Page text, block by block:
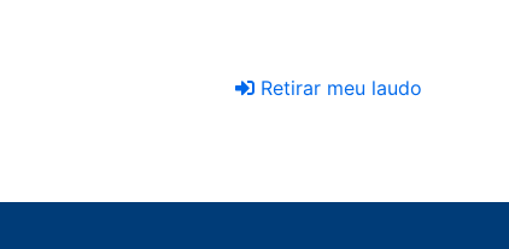
Retirar meu laudo